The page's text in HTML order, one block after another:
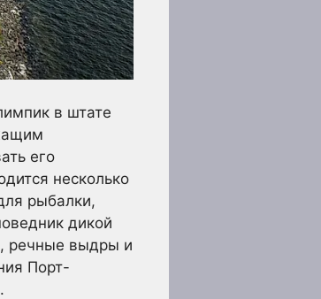
в штате
его
несколько
рыбалки,
дикой
речные выдры и
Порт-